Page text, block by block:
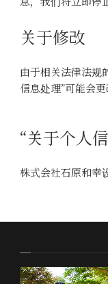
关于修改
由于相关法律法规
信息处理”可能会
“关于个人
株式会社石原和幸